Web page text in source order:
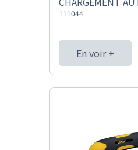
111044
En voir +